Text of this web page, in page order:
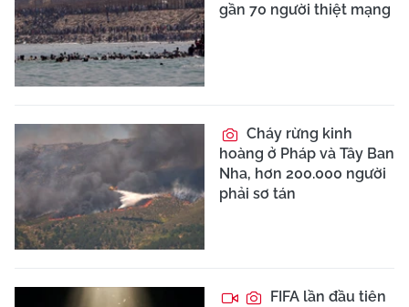
gần 70 người thiệt mạng
Cháy rừng kinh
hoàng ở Pháp và Tây Ban
Nha, hơn 200.000 người
phải sơ tán
FIFA lần đầu tiên